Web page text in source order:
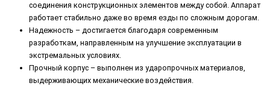
соединения конструкционных элементов между собой. Аппарат
работает стабильно даже во время езды по сложным дорогам.
Надежность – достигается благодаря современным
разработкам, направленным на улучшение эксплуатации в
экстремальных условиях.
Прочный корпус – выполнен из ударопрочных материалов,
выдерживающих механические воздействия.